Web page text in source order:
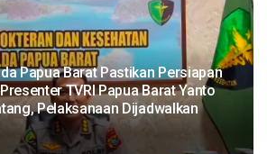
Papua Barat Pastikan Persiapan
TVRI Papua Barat Yanto
Pelaksanaan Dijadwalkan